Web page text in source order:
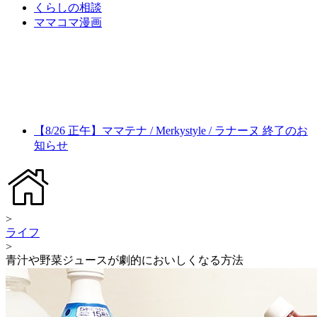
くらしの相談
ママコマ漫画
【8/26 正午】ママテナ / Merkystyle / ラナーヌ 終了のお
知らせ
>
ライフ
>
青汁や野菜ジュースが劇的においしくなる方法